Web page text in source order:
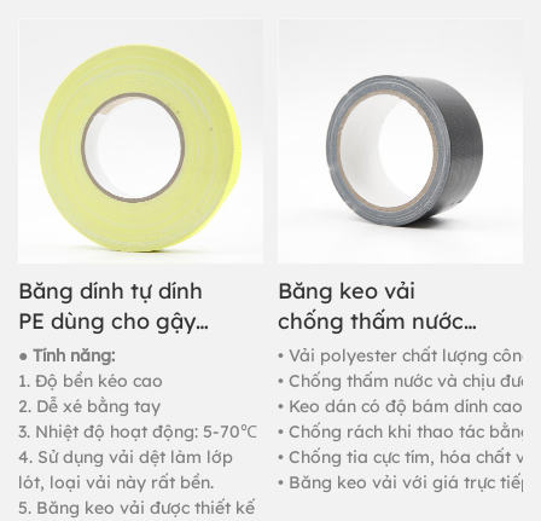
Băng dính tự dính
PE dùng cho gậy
khúc côn cầu hoặc
băng dính vải.
● Tính năng:
1. Độ bền kéo cao
2. Dễ xé bằng tay
3. Nhiệt độ hoạt động: 5-70℃
4. Sử dụng vải dệt làm lớp
lót, loại vải này rất bền.
5. Băng keo vải được thiết kế
Băng keo vải
chống thấm nước
chất lượng cao tùy
chỉnh
• Vải polyester chất lượng công
• Chống thấm nước và chịu
• Keo dán có độ bám dính cao,
• Chống rách khi thao tác bằng
• Chống tia cực tím, hóa chất
• Băng keo vải với giá trực